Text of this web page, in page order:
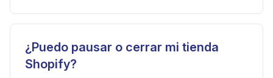
¿Puedo pausar o cerrar mi tienda
Shopify?